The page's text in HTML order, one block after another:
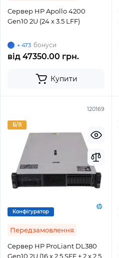
Сервер HP Apollo 4200
Gen10 2U (24 x 3.5 LFF)
+ 473 бонуси
від 47350.00 грн.
Купити
120169
Б/В
Конфігуратор
Передзамовлення
Сервер HP ProLiant DL380
Gen10 2U (16 x 2.5 SFF + 2 x 2.5